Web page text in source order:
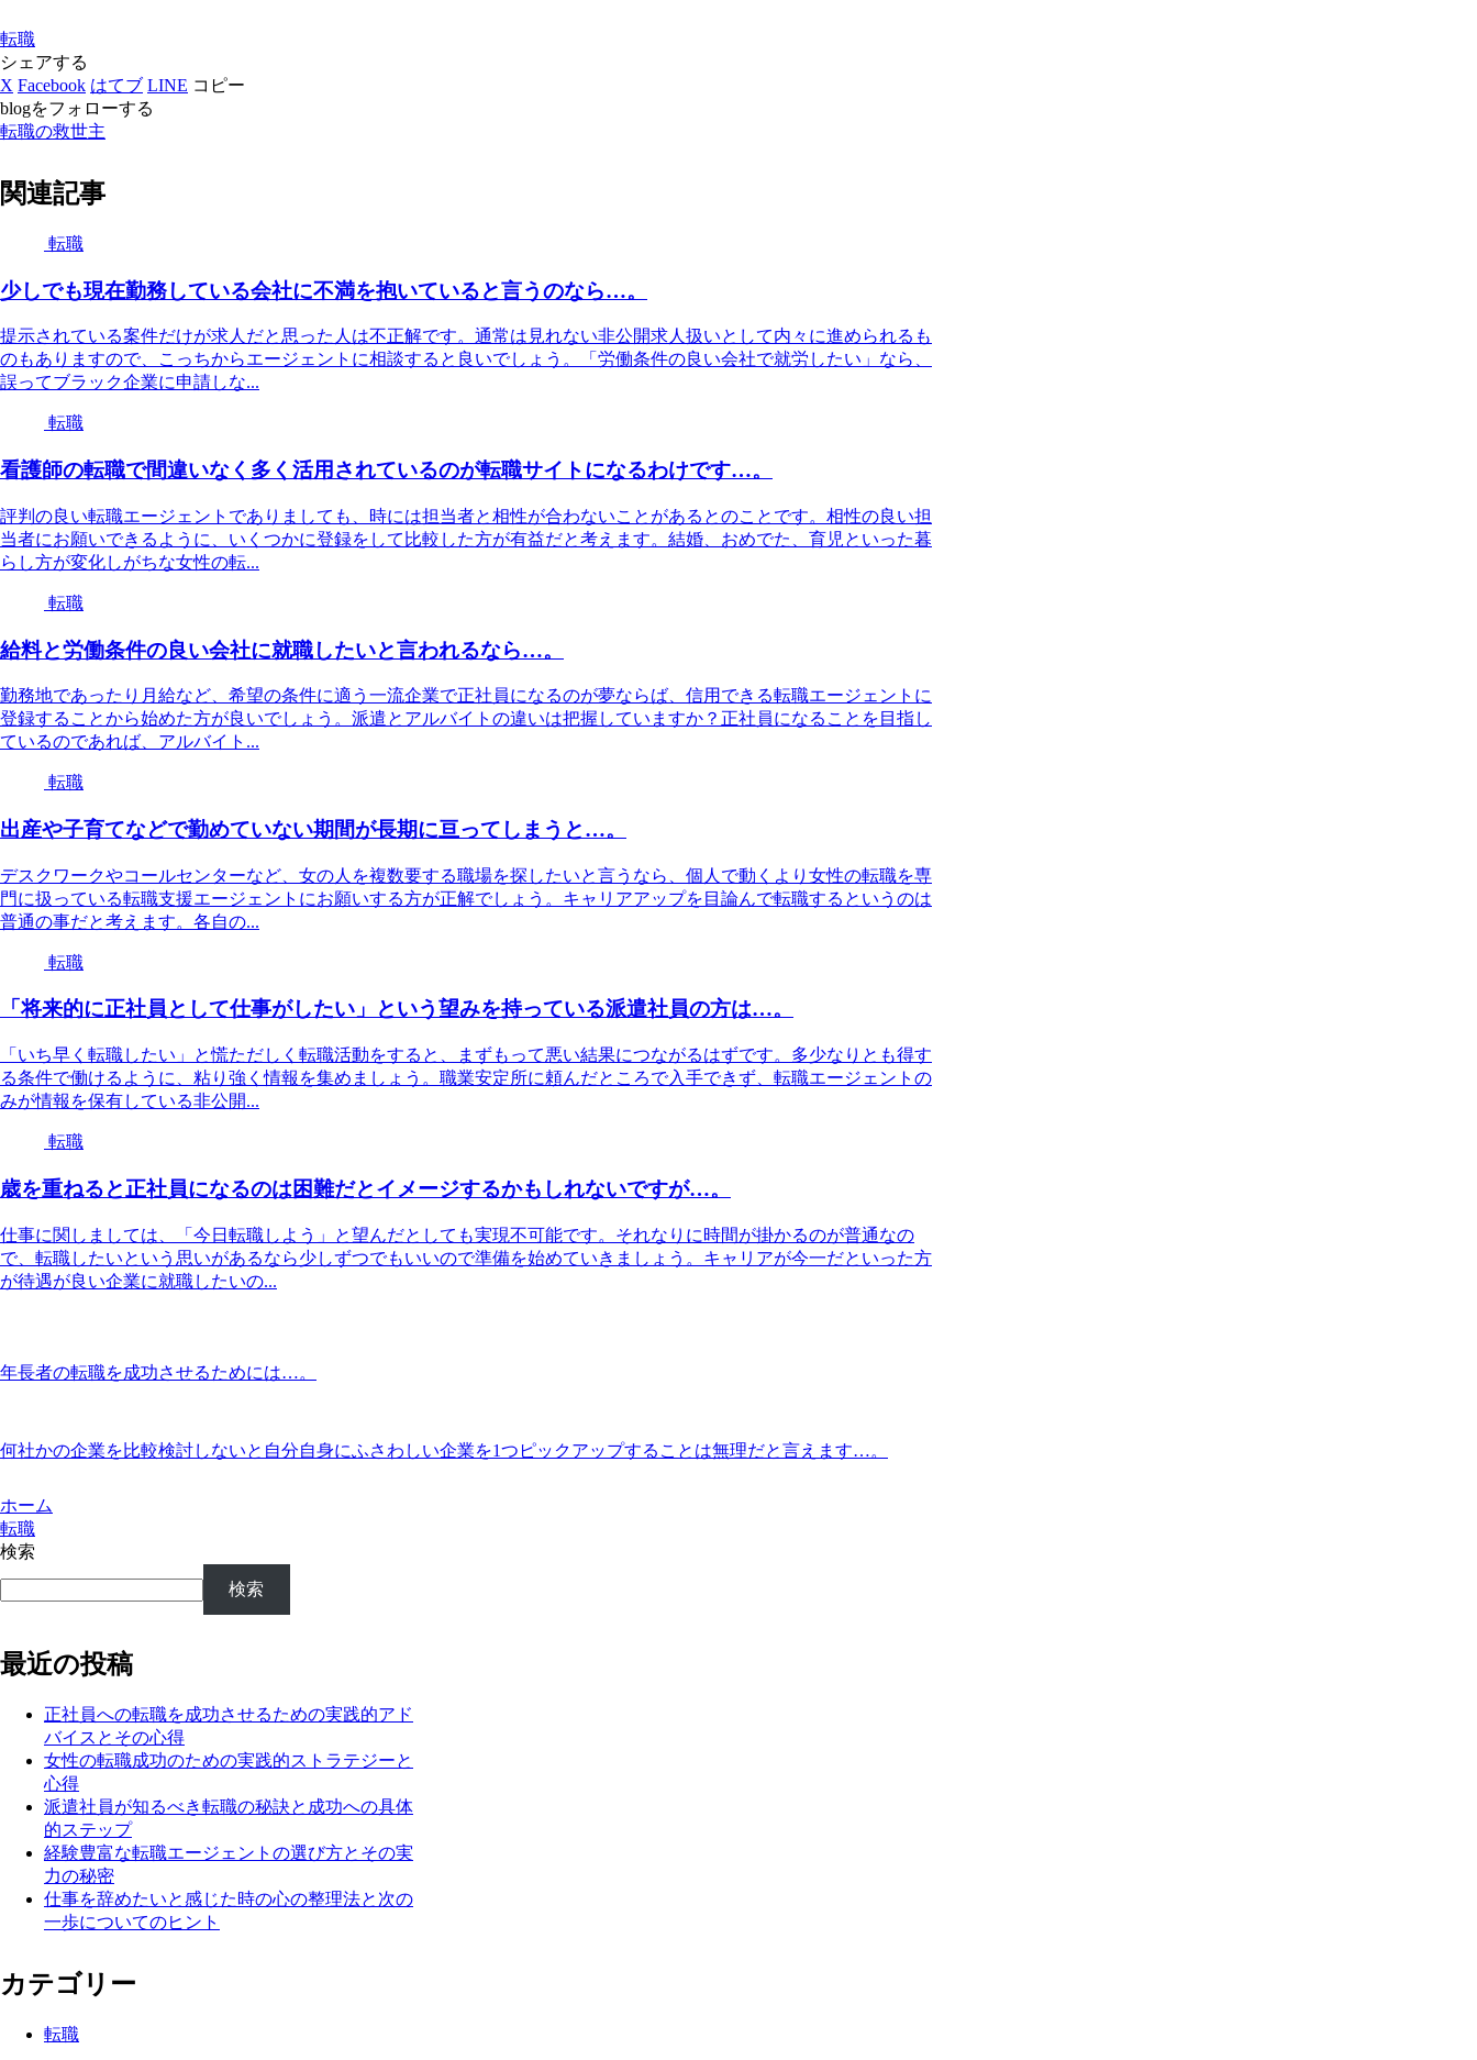
転職
シェアする
X Facebook はてブ LINE コピー
blogをフォローする
転職の救世主
関連記事
転職
少しでも現在勤務している会社に不満を抱いていると言うのなら…。
提示されている案件だけが求人だと思った人は不正解です。通常は見れない非公開求人扱いとして内々に進められるも
のもありますので、こっちからエージェントに相談すると良いでしょう。「労働条件の良い会社で就労したい」なら、
誤ってブラック企業に申請しな...
転職
看護師の転職で間違いなく多く活用されているのが転職サイトになるわけです…。
評判の良い転職エージェントでありましても、時には担当者と相性が合わないことがあるとのことです。相性の良い担
当者にお願いできるように、いくつかに登録をして比較した方が有益だと考えます。結婚、おめでた、育児といった暮
らし方が変化しがちな女性の転...
転職
給料と労働条件の良い会社に就職したいと言われるなら…。
勤務地であったり月給など、希望の条件に適う一流企業で正社員になるのが夢ならば、信用できる転職エージェントに
登録することから始めた方が良いでしょう。派遣とアルバイトの違いは把握していますか？正社員になることを目指し
ているのであれば、アルバイト...
転職
出産や子育てなどで勤めていない期間が長期に亘ってしまうと…。
デスクワークやコールセンターなど、女の人を複数要する職場を探したいと言うなら、個人で動くより女性の転職を専
門に扱っている転職支援エージェントにお願いする方が正解でしょう。キャリアアップを目論んで転職するというのは
普通の事だと考えます。各自の...
転職
「将来的に正社員として仕事がしたい」という望みを持っている派遣社員の方は…。
「いち早く転職したい」と慌ただしく転職活動をすると、まずもって悪い結果につながるはずです。多少なりとも得す
る条件で働けるように、粘り強く情報を集めましょう。職業安定所に頼んだところで入手できず、転職エージェントの
みが情報を保有している非公開...
転職
歳を重ねると正社員になるのは困難だとイメージするかもしれないですが…。
仕事に関しましては、「今日転職しよう」と望んだとしても実現不可能です。それなりに時間が掛かるのが普通なの
で、転職したいという思いがあるなら少しずつでもいいので準備を始めていきましょう。キャリアが今一だといった方
が待遇が良い企業に就職したいの...
年長者の転職を成功させるためには…。
何社かの企業を比較検討しないと自分自身にふさわしい企業を1つピックアップすることは無理だと言えます…。
ホーム
転職
検索
検索
最近の投稿
正社員への転職を成功させるための実践的アド
バイスとその心得
女性の転職成功のための実践的ストラテジーと
心得
派遣社員が知るべき転職の秘訣と成功への具体
的ステップ
経験豊富な転職エージェントの選び方とその実
力の秘密
仕事を辞めたいと感じた時の心の整理法と次の
一歩についてのヒント
カテゴリー
転職